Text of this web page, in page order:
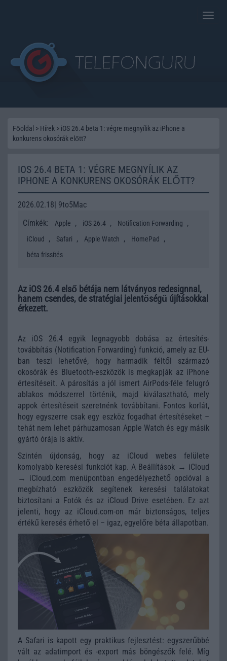
Toggle
Főoldal > Hírek > iOS 26.4 beta 1: végre megnyílik az iPhone a
konkurens okosórák előtt?
IOS 26.4 BETA 1: VÉGRE MEGNYÍLIK AZ
IPHONE A KONKURENS OKOSÓRÁK ELŐTT?
2026.02.18| 9to5Mac
Címkék:
Apple , iOS 26.4 , Notification Forwarding ,
iCloud , Safari , Apple Watch , HomePad ,
béta frissítés
Az iOS 26.4 első bétája nem látványos redesignnal,
hanem csendes, de stratégiai jelentőségű újításokkal
érkezett.
Az iOS 26.4egyik legnagyobb dobása az értesítés-
továbbítás (Notification Forwarding) funkció, amely az EU-
ban teszi lehetővé, hogy harmadik féltől származó
okosórák és Bluetooth-eszközök is megkapják az iPhone
értesítéseit. A párosítás a jól ismert AirPods-féle felugró
ablakos módszerrel történik, majd kiválasztható, mely
appok értesítéseit szeretnénk továbbítani. Fontos korlát,
hogy egyszerre csak egy eszköz fogadhat értesítéseket –
tehát nem lehet párhuzamosan Apple Watch és egy másik
gyártó órája is aktív.
Szintén újdonság, hogy az iCloud webes felülete
komolyabb keresési funkciót kap. A Beállítások → iCloud
→ iCloud.com menüpontban engedélyezhető opcióval a
megbízható eszközök segítenek keresési találatokat
biztosítani a Fotók és az iCloud Drive esetében. Ez azt
jelenti, hogy az iCloud.com-on már biztonságos, teljes
értékű keresés érhető el – igaz, egyelőre béta állapotban.
A Safari is kapott egy praktikus fejlesztést: egyszerűbbé
vált az adatimport és -export más böngészők felé. Míg